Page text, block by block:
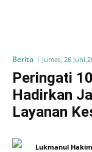
Berita Jumat, 26 Juni
Peringati
Hadirkan
Layanan
Lukmanul Hakim